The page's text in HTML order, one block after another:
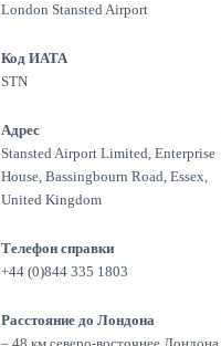
London Stansted Airport
Код ИАТА
STN
Адрес
Stansted Airport Limited, Enterprise
House, Bassingbourn Road, Essex,
United Kingdom
Телефон справки
+44 (0)844 335 1803
Расстояние до Лондона